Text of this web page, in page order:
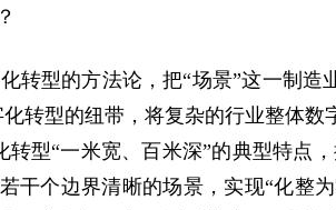
转型的方法论，把“场景”这一制造
转型的纽带，将复杂的行业整体数
型“一米宽、百米深”的典型特点
干个边界清晰的场景，实现“化整